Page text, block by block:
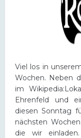
Viel los in
Wochen. Neben
im
Ehrenfeld und
diesen Sonntag
nächsten
die wir